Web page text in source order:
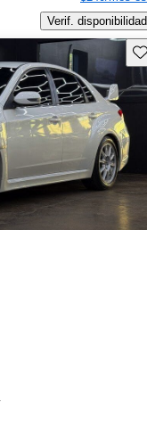
Verif. disponibilidad